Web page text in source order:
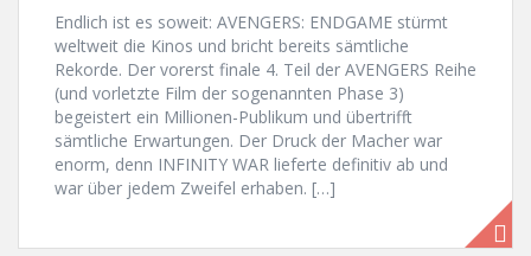
Endlich ist es soweit: AVENGERS: ENDGAME stürmt
weltweit die Kinos und bricht bereits sämtliche
Rekorde. Der vorerst finale 4. Teil der AVENGERS Reihe
(und vorletzte Film der sogenannten Phase 3)
begeistert ein Millionen-Publikum und übertrifft
sämtliche Erwartungen. Der Druck der Macher war
enorm, denn INFINITY WAR lieferte definitiv ab und
war über jedem Zweifel erhaben. […]